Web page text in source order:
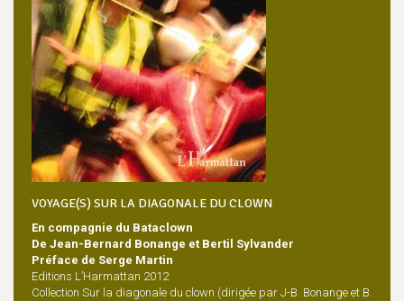
VOYAGE(S) SUR LA DIAGONALE DU CLOWN
En compagnie du Bataclown
De Jean-Bernard Bonange et Bertil Sylvander
Préface de Serge Martin
Editions L’Harmattan 2012
Collection Sur la diagonale du clown (dirigée par J-B. Bonange et B.